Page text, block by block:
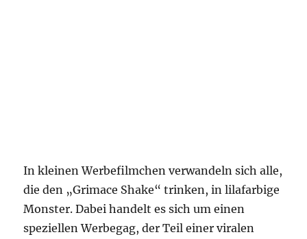
In kleinen Werbefilmchen verwandeln sich alle,
die den „Grimace Shake“ trinken, in lilafarbige
Monster. Dabei handelt es sich um einen
speziellen Werbegag, der Teil einer viralen